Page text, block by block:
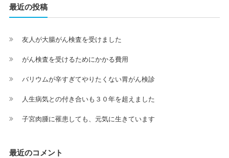
最近の投稿
友人が大腸がん検査を受けました
がん検査を受けるためにかかる費用
バリウムが辛すぎてやりたくない胃がん検診
人生病気との付き合いも３０年を超えました
子宮肉腫に罹患しても、元気に生きています
最近のコメント